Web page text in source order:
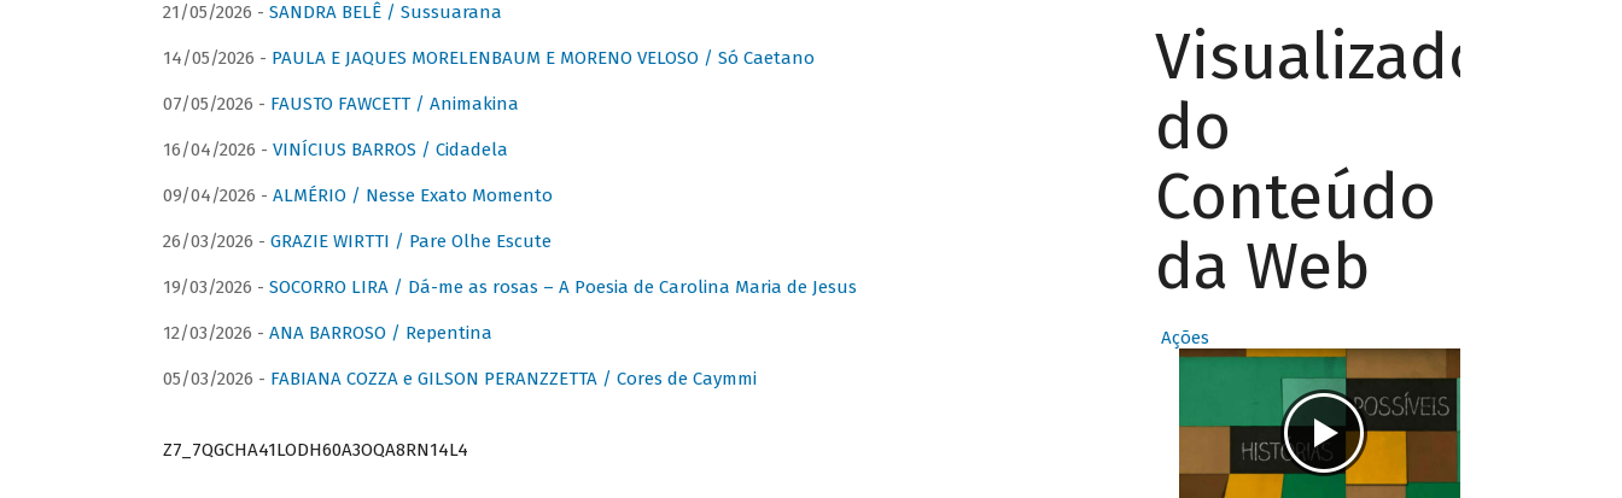
21/05/2026 - SANDRA BELÊ / Sussuarana
14/05/2026 - PAULA E JAQUES MORELENBAUM E MORENO VELOSO / Só Caetano
07/05/2026 - FAUSTO FAWCETT / Animakina
16/04/2026 - VINÍCIUS BARROS / Cidadela
09/04/2026 - ALMÉRIO / Nesse Exato Momento
26/03/2026 - GRAZIE WIRTTI / Pare Olhe Escute
19/03/2026 - SOCORRO LIRA / Dá-me as rosas – A Poesia de Carolina Maria de Jesus
12/03/2026 - ANA BARROSO / Repentina
05/03/2026 - FABIANA COZZA e GILSON PERANZZETTA / Cores de Caymmi
Z7_7QGCHA41LODH60A3OQA8RN14L4
Visualizador
do
Conteúdo
da Web
Ações